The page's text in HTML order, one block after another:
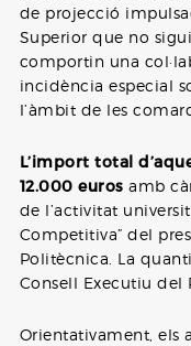
de projecció
Superior que no
comportin una
incidència especial
l’àmbit de les
L’import total
12.000 euros amb
de l’activitat
Competitiva” del
Politècnica. La
Consell Executiu del
Orientativament, els